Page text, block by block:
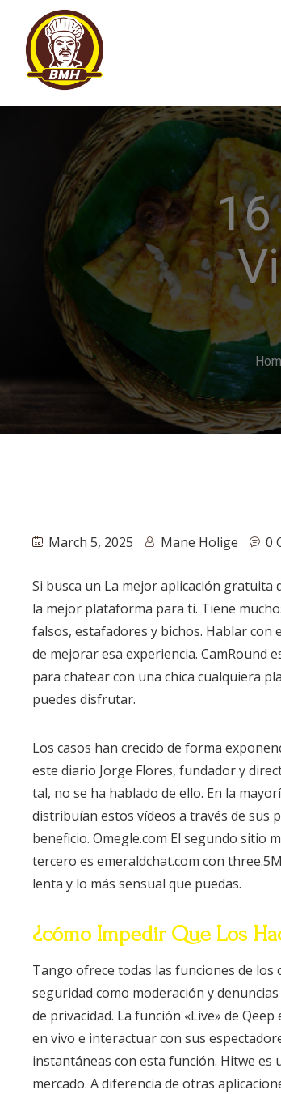
16
March 5, 2025 Mane Holige 0
Si busca un La mejor aplicación gratuita
la mejor plataforma para ti. Tiene
falsos, estafadores y bichos. Hablar con
de mejorar esa experiencia. CamRound
para chatear con una chica cualquiera
puedes disfrutar.
Los casos han crecido de forma
este diario Jorge Flores, fundador y
tal, no se ha hablado de ello. En la
distribuían estos vídeos a través de sus
beneficio. Omegle.com El segundo sitio
tercero es emeraldchat.com con
lenta y lo más sensual que puedas.
¿cómo Impedir Que Los
Tango ofrece todas las funciones de los
seguridad como moderación y
de privacidad. La función «Live» de
en vivo e interactuar con sus
instantáneas con esta función. Hitwe es
mercado. A diferencia de otras